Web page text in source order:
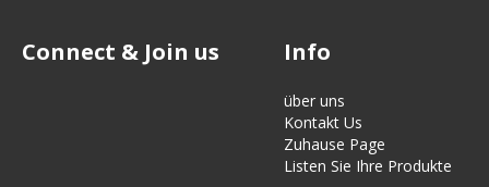
Connect & Join us Info
über uns
Kontakt Us
Zuhause Page
Listen Sie Ihre Produkte